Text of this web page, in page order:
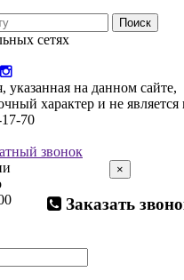
сетях
на данном сайте,
характер и не
70
звонок
×
Заказать